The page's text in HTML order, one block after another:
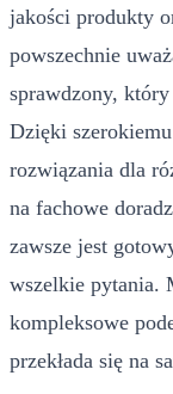
jakości produkty
powszechnie
sprawdzony,
Dzięki
rozwiązania dla
na fachowe
zawsze jest
wszelkie pytania.
kompleksowe
przekłada się na